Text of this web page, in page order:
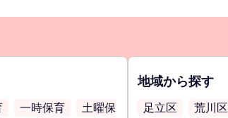
一時保育 土曜保
地域から探す
足立区 荒川区